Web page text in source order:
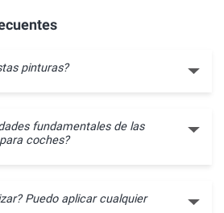
pinturas?
fundamentales de las
coches?
Puedo aplicar cualquier